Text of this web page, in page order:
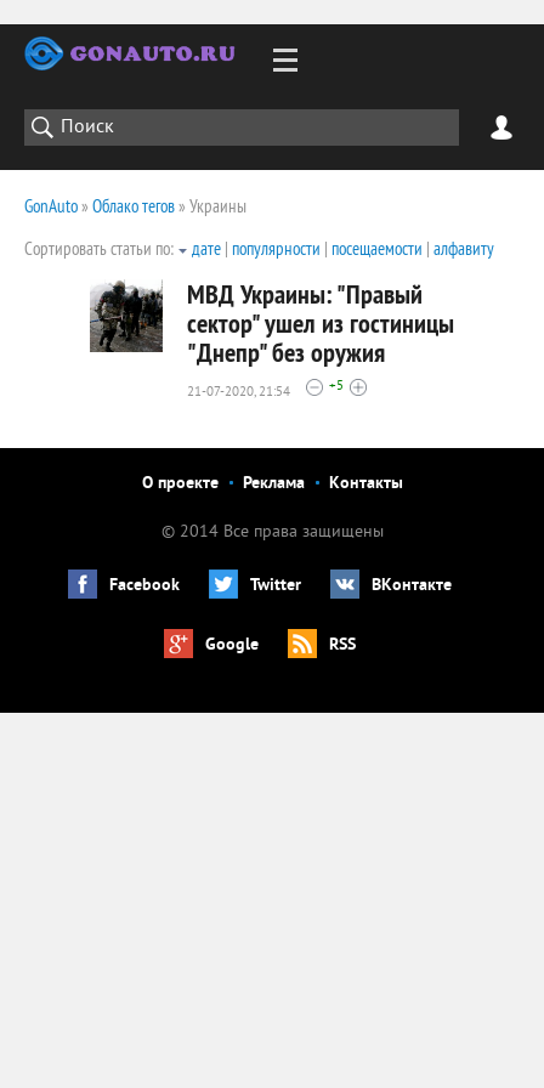
GonAuto» Облако тегов» Украины
Сортировать статьи по:
дате | популярности | посещаемости | алфавиту
МВД Украины: "Правый
сектор" ушел из гостиницы
"Днепр" без оружия
21-07-2020, 21:54 +5
О проекте Реклама Контакты
© 2014 Все права защищены
Facebook Twitter ВКонтакте
Google RSS